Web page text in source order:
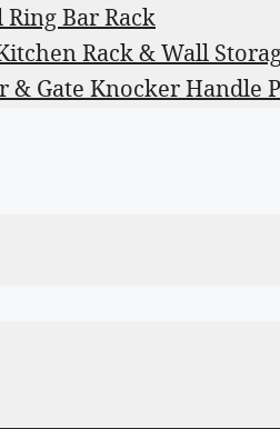
Bar Rack
Rack & Wall
& Gate Knocker Handle